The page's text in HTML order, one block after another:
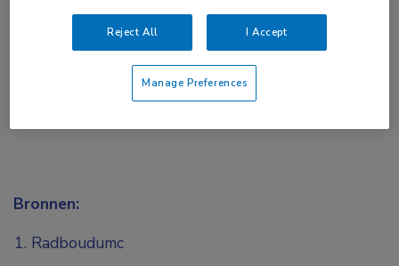
Login ofAccount maken
Bronnen:
Radboudumc
Reject All I Accept
Manage Preferences